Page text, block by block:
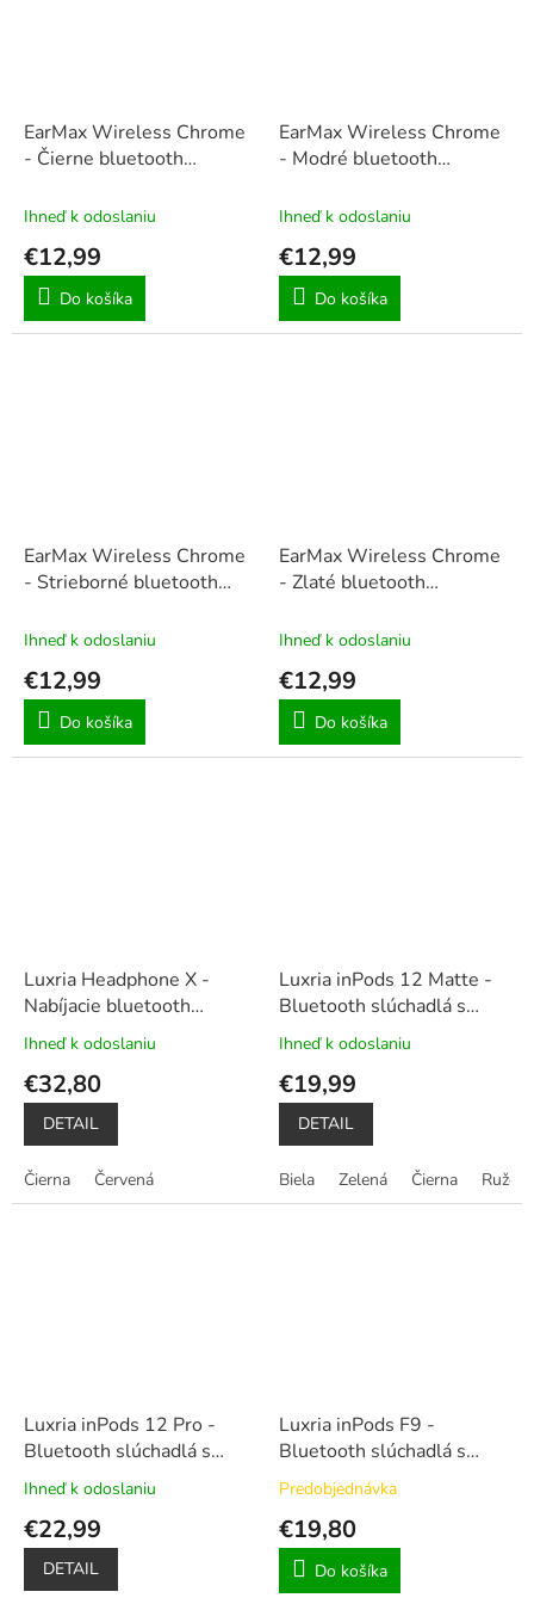
EarMax Wireless Chrome
- Čierne bluetooth
Ihneď k odoslaniu
€12,99
Do košíka
EarMax Wireless Chrome
- Modré bluetooth
Ihneď k odoslaniu
€12,99
Do košíka
EarMax Wireless Chrome
- Strieborné bluetooth
Ihneď k odoslaniu
€12,99
Do košíka
EarMax Wireless Chrome
- Zlaté bluetooth
Ihneď k odoslaniu
€12,99
Do košíka
Luxria Headphone X -
Nabíjacie bluetooth
slúchadlá
+ AUX kábel (
100 cm )
Priemerné
hodnotenie
produktu
5,0
5
hviezdičiek.
Ihneď k odoslaniu
€32,80
DETAIL
Čierna Červená
Luxria inPods 12 Matte -
Bluetooth slúchadlá s
nabíjacím púzdrom (8
farieb)
Priemerné
hodnotenie
produktu
4,9
5
hviezdičiek.
Ihneď k odoslaniu
€19,99
DETAIL
Biela Zelená Čierna Ružová
Luxria inPods 12 Pro -
Bluetooth slúchadlá s
nabíjacím púzdrom (6
Priemerné
hodnotenie
produktu
Ihneď k odoslaniu
€22,99
DETAIL
Luxria inPods F9 -
Bluetooth slúchadlá s
veľkokapacitným nabíjacím
púzdrom
Priemerné
hodnotenie
produktu
5,0
Predobjednávka
€19,80
Do košíka